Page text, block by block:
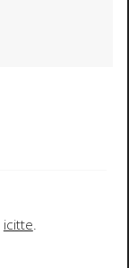
icitte.